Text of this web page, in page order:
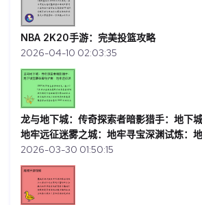
NBA 2K20手游：完美投篮攻略
2026-04-10 02:03:35
龙与地下城：传奇探索者暗影猎手：地下
地牢远征迷雾之城：地牢寻宝深渊试炼：
2026-03-30 01:50:15